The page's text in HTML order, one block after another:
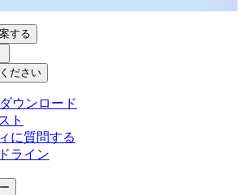
する
ださい
ウンロード
ト
に質問する
ライン